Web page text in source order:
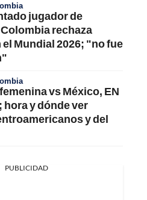
jugador de
rechaza
Mundial 2026; "no fue
vs México, EN
hora y dónde ver
y del
PUBLICIDAD